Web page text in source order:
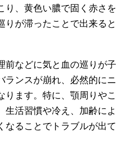
り、黄色い膿で固く赤さを
りが滞ったことで出来ると
前などに気と血の巡りが子
ランスが崩れ、必然的にニ
ります。特に、顎周りやこ
生活習慣や冷え、加齢によ
なることでトラブルが出て